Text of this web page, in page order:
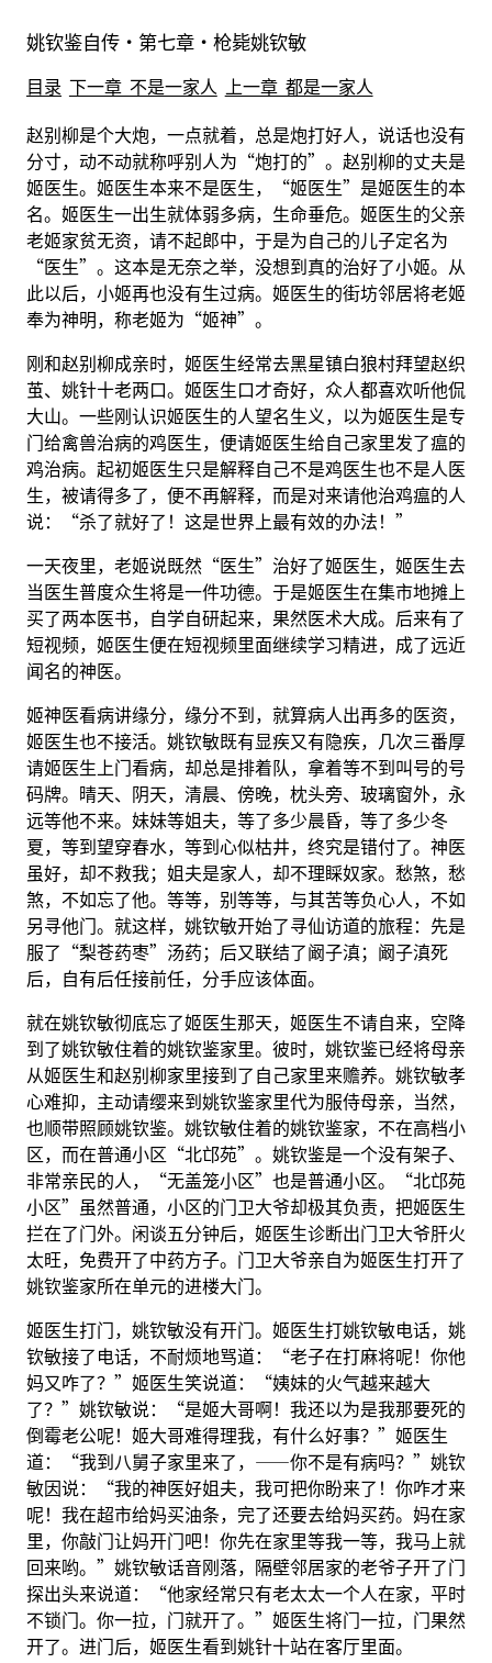
姚钦鉴自传·第七章·枪毙姚钦敏
目录 下一章 不是一家人
上一章 都是一家人
赵别柳是个大炮，一点就着，总是炮打好人，说话也没有
分寸，动不动就称呼别人为“炮打的”。赵别柳的丈夫是
姬医生。姬医生本来不是医生，“姬医生”是姬医生的本
名。姬医生一出生就体弱多病，生命垂危。姬医生的父亲
老姬家贫无资，请不起郎中，于是为自己的儿子定名为
“医生”。这本是无奈之举，没想到真的治好了小姬。从
此以后，小姬再也没有生过病。姬医生的街坊邻居将老姬
奉为神明，称老姬为“姬神”。
刚和赵别柳成亲时，姬医生经常去黑星镇白狼村拜望赵织
茧、姚针十老两口。姬医生口才奇好，众人都喜欢听他侃
大山。一些刚认识姬医生的人望名生义，以为姬医生是专
门给禽兽治病的鸡医生，便请姬医生给自己家里发了瘟的
鸡治病。起初姬医生只是解释自己不是鸡医生也不是人医
生，被请得多了，便不再解释，而是对来请他治鸡瘟的人
说：“杀了就好了！这是世界上最有效的办法！”
一天夜里，老姬说既然“医生”治好了姬医生，姬医生去
当医生普度众生将是一件功德。于是姬医生在集市地摊上
买了两本医书，自学自研起来，果然医术大成。后来有了
短视频，姬医生便在短视频里面继续学习精进，成了远近
闻名的神医。
姬神医看病讲缘分，缘分不到，就算病人出再多的医资，
姬医生也不接活。姚钦敏既有显疾又有隐疾，几次三番厚
请姬医生上门看病，却总是排着队，拿着等不到叫号的号
码牌。晴天、阴天，清晨、傍晚，枕头旁、玻璃窗外，永
远等他不来。妹妹等姐夫，等了多少晨昏，等了多少冬
夏，等到望穿春水，等到心似枯井，终究是错付了。神医
虽好，却不救我；姐夫是家人，却不理睬奴家。愁煞，愁
煞，不如忘了他。等等，别等等，与其苦等负心人，不如
另寻他门。就这样，姚钦敏开始了寻仙访道的旅程：先是
服了“梨苍药枣”汤药；后又联结了阚子滇；阚子滇死
后，自有后任接前任，分手应该体面。
就在姚钦敏彻底忘了姬医生那天，姬医生不请自来，空降
到了姚钦敏住着的姚钦鉴家里。彼时，姚钦鉴已经将母亲
从姬医生和赵别柳家里接到了自己家里来赡养。姚钦敏孝
心难抑，主动请缨来到姚钦鉴家里代为服侍母亲，当然，
也顺带照顾姚钦鉴。姚钦敏住着的姚钦鉴家，不在高档小
区，而在普通小区“北邙苑”。姚钦鉴是一个没有架子、
非常亲民的人，“无盖笼小区”也是普通小区。“北邙苑
小区”虽然普通，小区的门卫大爷却极其负责，把姬医生
拦在了门外。闲谈五分钟后，姬医生诊断出门卫大爷肝火
太旺，免费开了中药方子。门卫大爷亲自为姬医生打开了
姚钦鉴家所在单元的进楼大门。
姬医生打门，姚钦敏没有开门。姬医生打姚钦敏电话，姚
钦敏接了电话，不耐烦地骂道：“老子在打麻将呢！你他
妈又咋了？”姬医生笑说道：“姨妹的火气越来越大
了？”姚钦敏说：“是姬大哥啊！我还以为是我那要死的
倒霉老公呢！姬大哥难得理我，有什么好事？”姬医生
道：“我到八舅子家里来了，——你不是有病吗？”姚钦
敏因说：“我的神医好姐夫，我可把你盼来了！你咋才来
呢！我在超市给妈买油条，完了还要去给妈买药。妈在家
里，你敲门让妈开门吧！你先在家里等我一等，我马上就
回来哟。”姚钦敏话音刚落，隔壁邻居家的老爷子开了门
探出头来说道：“他家经常只有老太太一个人在家，平时
不锁门。你一拉，门就开了。”姬医生将门一拉，门果然
开了。进门后，姬医生看到姚针十站在客厅里面。